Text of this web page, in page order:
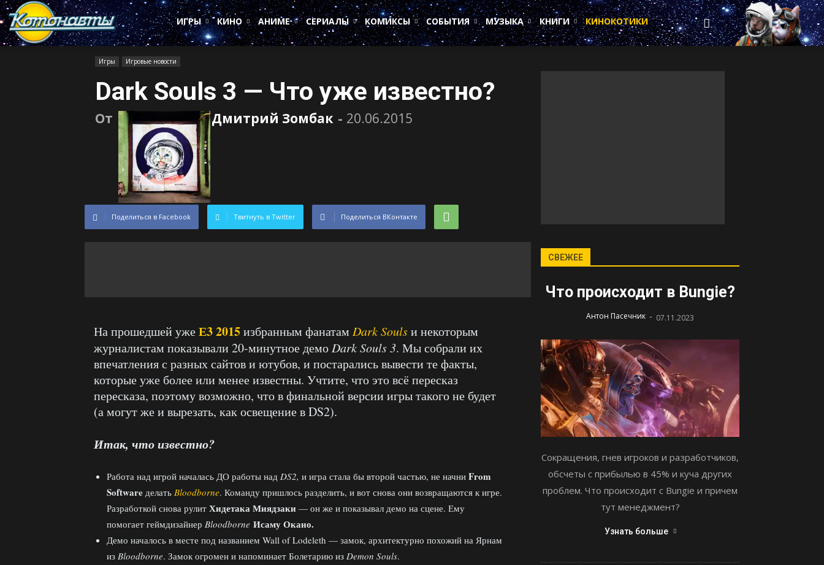
Котонавты
ИГРЫ
КИНО АНИМЕ СЕРИАЛЫ КОМИКСЫ СОБЫТИЯ МУЗЫКА КНИГИ КИНОКОТИКИ
Игры Игровые новости
Dark Souls 3 — Что уже известно?
От Дмитрий Зомбак - 20.06.2015
Поделиться в Facebook Твитнуть в Twitter Поделиться ВКонтакте
На прошедшей ужеЕ3 2015избранным фанатам Dark Soulsи некоторым
журналистам показывали 20-минутное демо Dark Souls 3. Мы собрали их
впечатления с разных сайтов и ютубов, и постарались вывести те факты,
которые уже более или менее известны. Учтите, что это всё пересказ
пересказа, поэтому возможно, что в финальной версии игры такого не будет
(а могут же и вырезать, как освещение в DS2).
Итак, что известно?
Работа над игрой началась ДО работы над DS2, и игра стала бы второй частью, не начни From
Software делать Bloodborne. Команду пришлось разделить, и вот снова они возвращаются к игре.
Разработкой снова рулит Хидетака Миядзаки — он же и показывал демо на сцене. Ему
помогает геймдизайнер Bloodborne Исаму Окано.
Демо началось в месте под названием Wall of Lodeleth — замок, архитектурно похожий на Ярнам
из Bloodborne. Замок огромен и напоминает Болетарию из Demon Souls.
СВЕЖЕЕ
Что происходит в Bungie?
Антон Пасечник - 07.11.2023
Сокращения, гнев игроков и разработчиков,
обсчеты с прибылью в 45% и куча других
проблем. Что происходит с Bungie и причем
тут менеджмент?
Узнать больше